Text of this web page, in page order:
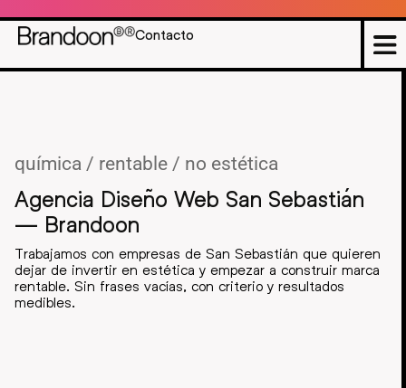
Contacto
química / rentable / no estética
Agencia Diseño Web San Sebastián
— Brandoon
Trabajamos con empresas de San Sebastián que quieren
dejar de invertir en estética y empezar a construir marca
rentable. Sin frases vacías, con criterio y resultados
medibles.